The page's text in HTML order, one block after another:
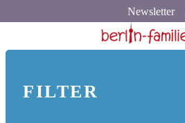
Newsletter
FILTER